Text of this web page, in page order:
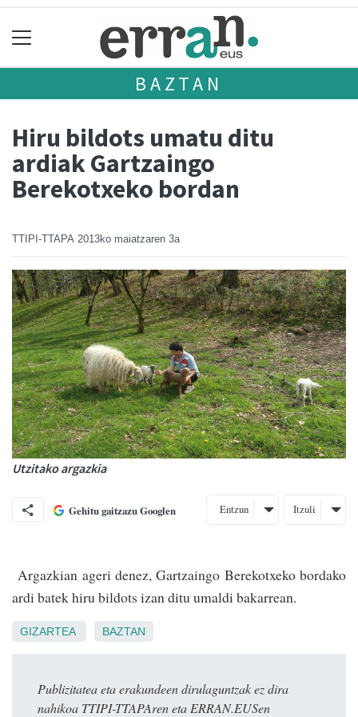
BAZTAN
Hiru bildots umatu ditu
ardiak Gartzaingo
Berekotxeko bordan
TTIPI-TTAPA 2013ko maiatzaren 3a
Utzitako argazkia
Gehitu gaitzazu Googlen Entzun Itzuli
Argazkian ageri denez, Gartzaingo Berekotxeko bordako
ardi batek hiru bil­dots izan ditu umaldi bakarrean.
GIZARTEA BAZTAN
Publizitatea eta erakundeen dirulaguntzak ez dira
nahikoa TTIPI-TTAPAren eta ERRAN.EUSen